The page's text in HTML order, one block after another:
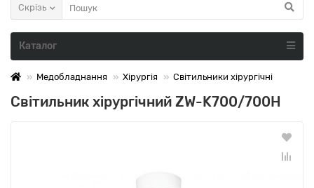
Скрізь
Каталог
Медобладнання Хірургія Світильники хірургічні
Світильник хірургічний ZW-K700/700H